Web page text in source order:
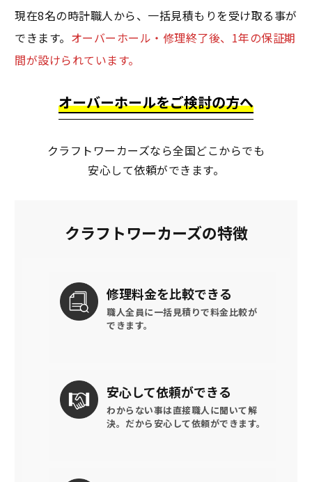
現在8名の時計職人から、一括見積もりを受け取る事が
できます。 オーバーホール・修理終了後、1年の保証期
間が設けられています。
オーバーホールをご検討の方へ
クラフトワーカーズなら全国どこからでも
安心して依頼ができます。
クラフトワーカーズの特徴
修理料金を比較できる
職人全員に一括見積りで料金比較が
できます。
安心して依頼ができる
わからない事は直接職人に聞いて解
決。 だから安心して依頼ができます。